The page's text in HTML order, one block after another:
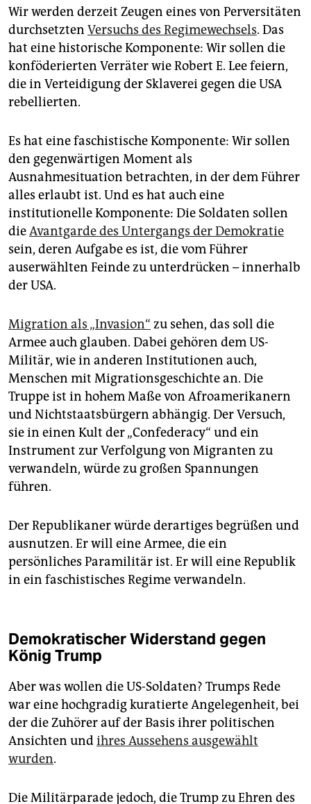
Wir werden derzeit Zeugen eines von Perversitäten
durchsetzten Versuchs des Regimewechsels. Das
hat eine historische Komponente: Wir sollen die
konföderierten Verräter wie Robert E. Lee feiern,
die in Verteidigung der Sklaverei gegen die USA
rebellierten.
Es hat eine faschistische Komponente: Wir sollen
den gegenwärtigen Moment als
Ausnahmesituation betrachten, in der dem Führer
alles erlaubt ist. Und es hat auch eine
institutionelle Komponente: Die Soldaten sollen
dieAvantgarde des Untergangs der Demokratie
sein, deren Aufgabe es ist, die vom Führer
auserwählten Feinde zu unterdrücken – innerhalb
der USA.
Migration als „Invasion“ zu sehen, das soll die
Armee auch glauben. Dabei gehören dem US-
Militär, wie in anderen Institutionen auch,
Menschen mit Migrationsgeschichte an. Die
Truppe ist in hohem Maße von Afroamerikanern
und Nichtstaatsbürgern abhängig. Der Versuch,
sie in einen Kult der „Confederacy“ und ein
Instrument zur Verfolgung von Migranten zu
verwandeln, würde zu großen Spannungen
führen.
Der Republikaner würde derartiges begrüßen und
ausnutzen. Er will eine Armee, die ein
persönliches Paramilitär ist. Er will eine Republik
in ein faschistisches Regime verwandeln.
Demokratischer Widerstand gegen
König Trump
Aber was wollen die US-Soldaten? Trumps Rede
war eine hochgradig kuratierte Angelegenheit, bei
der die Zuhörer auf der Basis ihrer politischen
Ansichten undihres Aussehens ausgewählt
wurden.
Die Militärparade jedoch, die Trump zu Ehren des